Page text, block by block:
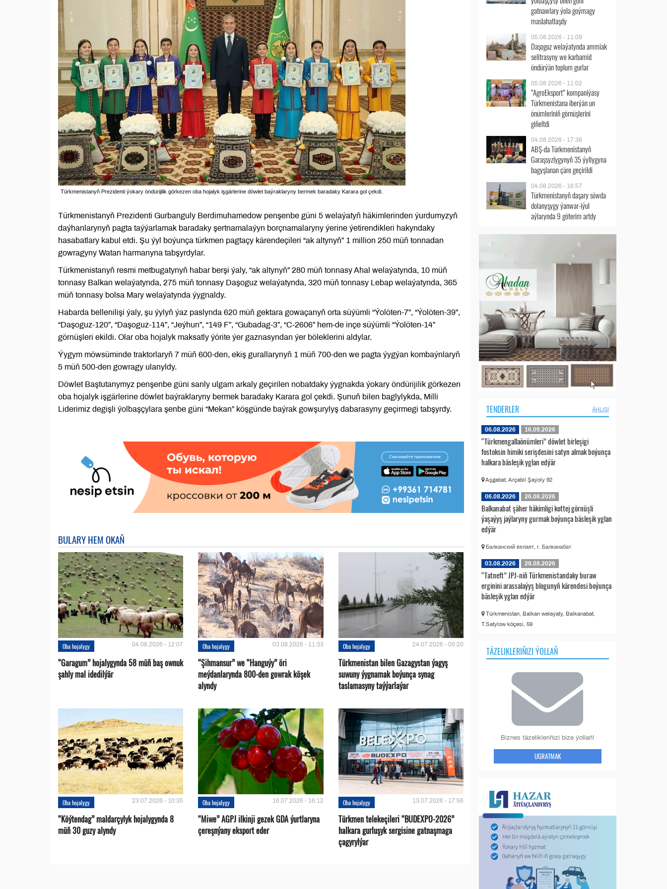
Türkmenistanyň Prezidenti ýokary öndürijilik görkezen oba hojalyk işgärlerine döwlet baýraklaryny bermek baradaky Karara gol çekdi.
Türkmenistanyň Prezidenti Gurbanguly Berdimuhamedow penşenbe güni 5 welaýatyň häkimlerinden ýurdumyzyň
daýhanlarynyň pagta taýýarlamak baradaky şertnamalaýyn borçnamalaryny ýerine ýetirendikleri hakyndaky
hasabatlary kabul etdi. Şu ýyl boýunça türkmen pagtaçy kärendeçileri “ak altynyň” 1 million 250 müň tonnadan
gowragyny Watan harmanyna tabşyrdylar.
Türkmenistanyň resmi metbugatynyň habar berşi ýaly, “ak altynyň” 280 müň tonnasy Ahal welaýatynda, 10 müň
tonnasy Balkan welaýatynda, 275 müň tonnasy Daşoguz welaýatynda, 320 müň tonnasy Lebap welaýatynda, 365
müň tonnasy bolsa Mary welaýatynda ýygnaldy.
Habarda bellenilişi ýaly, şu ýylyň ýaz paslynda 620 müň gektara gowaçanyň orta süýümli “Ýolöten-7”, “Ýolöten-39”,
“Daşoguz-120”, “Daşoguz-114”, “Jeýhun”, “149 F”, “Gubadag-3”, “C-2606” hem-de inçe süýümli “Ýolöten-14”
görnüşleri ekildi. Olar oba hojalyk maksatly ýörite ýer gaznasyndan ýer böleklerini aldylar.
Ýygym möwsüminde traktorlaryň 7 müň 600-den, ekiş gurallarynyň 1 müň 700-den we pagta ýygýan kombaýnlaryň
5 müň 500-den gowragy ulanyldy.
Döwlet Baştutanymyz penşenbe güni sanly ulgam arkaly geçirilen nobatdaky ýygnakda ýokary öndürijilik görkezen
oba hojalyk işgärlerine döwlet baýraklaryny bermek baradaky Karara gol çekdi. Şunuň bilen baglylykda, Milli
Liderimiz degişli ýolbaşçylara şenbe güni “Mekan” köşgünde baýrak gowşurylyş dabarasyny geçirmegi tabşyrdy.
BULARY HEM OKAŇ
Oba hojalygy 04.08.2026 - 12:07
“Garagum” hojalygynda 58 müň baş ownuk
şahly mal idedilýär
Oba hojalygy 03.08.2026 - 11:33
“Şihmansur” we “Hanguýy” öri
meýdanlarynda 800-den gowrak köşek
alyndy
Oba hojalygy 24.07.2026 - 09:20
Türkmenistan bilen Gazagystan ýagyş
suwuny ýygnamak boýunça synag
taslamasyny taýýarlaýar
Oba hojalygy 23.07.2026 - 10:35
“Köýtendag” maldarçylyk hojalygynda 8
müň 30 guzy alyndy
Oba hojalygy 16.07.2026 - 16:12
“Miwe” AGPJ ilkinji gezek GDA ýurtlaryna
çereşnýany eksport eder
Oba hojalygy 13.07.2026 - 17:56
Türkmen telekeçileri “BUDEXPO-2026”
halkara gurluşyk sergisine gatnaşmaga
çagyrylýar
gatnawlary ýola goýmagy
maslahatlaşdy
05.08.2026 - 11:09
Daşoguz welaýatynda ammiak
selitrasyny we karbamid
öndürýän toplum gurlar
05.08.2026 - 11:02
“AgroEksport” kompaniýasy
Türkmenistana iberýän un
önümleriniň görnüşlerini
giňeltdi
04.08.2026 - 17:38
ABŞ-da Türkmenistanyň
Garaşsyzlygynyň 35 ýyllygyna
bagyşlanan çäre geçirildi
04.08.2026 - 16:57
Türkmenistanyň daşary söwda
dolanyşygy ýanwar-iýul
aýlarynda 9 göterim artdy
TENDERLER ÄHLISI
06.08.2026 16.09.2026
“Türkmengallaönümleri” döwlet birleşigi
fostoksin himiki serişdesini satyn almak boýunça
halkara bäsleşik yglan edýär
Aşgabat, Arçabil Şaýoly 92
06.08.2026 26.08.2026
Balkanabat şäher häkimligi kottej görnüşli
ýaşaýyş jaýlaryny gurmak boýunça bäsleşik yglan
edýär
Балканский велаят, г. Балканабат
03.08.2026 28.08.2026
“Tatneft” JPJ-niň Türkmenistandaky buraw
erginini arassalaýyş blogunyň kärendesi boýunça
bäsleşik yglan edýär
Türkmenistan, Balkan welaýaty, Balkanabat,
T.Satylow köçesi, 59
TÄZELIKLERIŇIZI ÝOLLAŇ
Biznes täzelikleriňizi bize ýollaň!
UGRATMAK